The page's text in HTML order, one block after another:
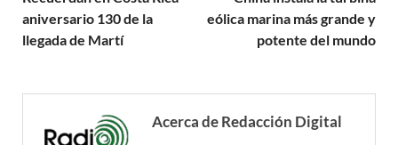
aniversario 130 de la
llegada de Martí
eólica marina más grande y
potente del mundo
Acerca de Redacción Digital